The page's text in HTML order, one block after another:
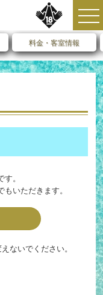
料金・客室情報
。
いただきます。
ないでください。